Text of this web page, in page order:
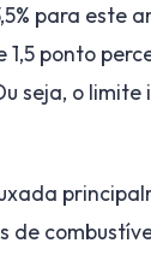
para este
1,5 ponto
seja, o limite
de